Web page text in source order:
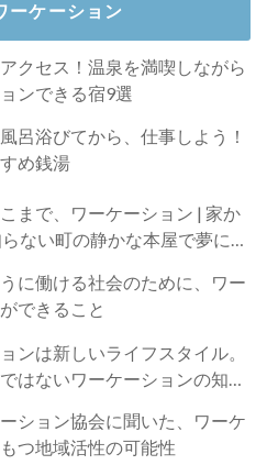
ーケーション
クセス！温泉を満喫しながら
ンできる宿9選
呂浴びてから、仕事しよう！
め銭湯
まで、ワーケーション | 家か
ない町の静かな本屋で夢に近
に働ける社会のために、ワー
できること
ンは新しいライフスタイル。
はないワーケーションの知ら
ション協会に聞いた、ワーケ
つ地域活性の可能性